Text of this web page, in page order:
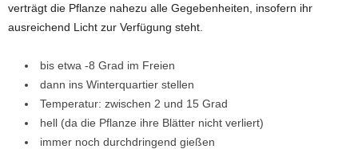
verträgt die Pflanze nahezu alle Gegebenheiten, insofern ihr
ausreichend Licht zur Verfügung steht.
bis etwa -8 Grad im Freien
dann ins Winterquartier stellen
Temperatur: zwischen 2 und 15 Grad
hell (da die Pflanze ihre Blätter nicht verliert)
immer noch durchdringend gießen